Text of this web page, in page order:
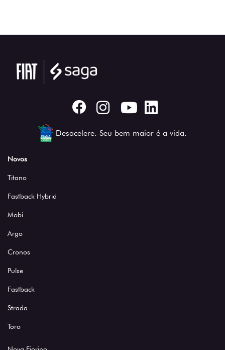
Desacelere. Seu bem maior é a vida.
Novos
Titano
Fastback Hybrid
Mobi
Argo
Cronos
Pulse
Fastback
Strada
Toro